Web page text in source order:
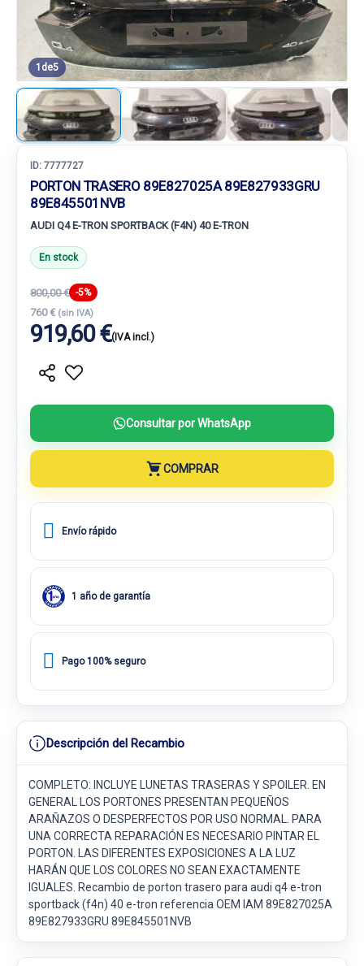
1 de5
ID: 7777727
PORTON TRASERO 89E827025A 89E827933GRU
89E845501NVB
AUDI Q4 E-TRON SPORTBACK (F4N) 40 E-TRON
En stock
800,00 € -5%
760 € (sin IVA)
919,60 €(IVA incl.)
Consultar por WhatsApp
COMPRAR
Envío rápido
1 año de garantía
Pago 100% seguro
Descripción del Recambio
COMPLETO: INCLUYE LUNETAS TRASERAS Y SPOILER. EN
GENERAL LOS PORTONES PRESENTAN PEQUEÑOS
ARAÑAZOS O DESPERFECTOS POR USO NORMAL. PARA
UNA CORRECTA REPARACIÓN ES NECESARIO PINTAR EL
PORTON. LAS DIFERENTES EXPOSICIONES A LA LUZ
HARÁN QUE LOS COLORES NO SEAN EXACTAMENTE
IGUALES. Recambio de porton trasero para audi q4 e-tron
sportback (f4n) 40 e-tron referencia OEM IAM 89E827025A
89E827933GRU 89E845501NVB